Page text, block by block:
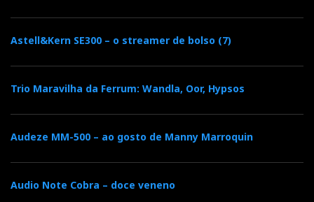
Astell&Kern SE300 – o streamer de bolso (7)
Trio Maravilha da Ferrum: Wandla, Oor, Hypsos
Audeze MM-500 – ao gosto de Manny Marroquin
Audio Note Cobra – doce veneno